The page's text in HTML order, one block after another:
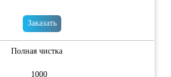
Заказать
Полная чистка
1000